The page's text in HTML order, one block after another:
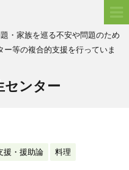
・家族を巡る不安や問題のため
等の複合的支援を行っていま
センター
援・援助論 料理